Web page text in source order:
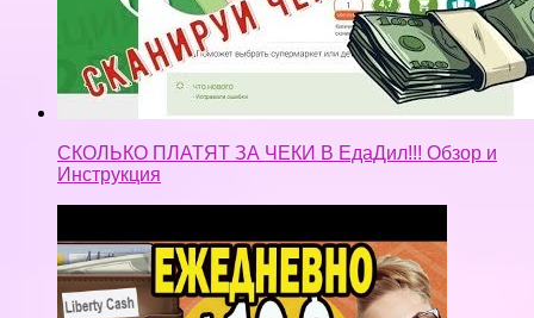
СКОЛЬКО ПЛАТЯТ ЗА ЧЕКИ В ЕдаДил!!! Обзор и
Инструкция